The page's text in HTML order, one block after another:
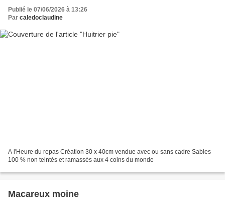
Publié le 07/06/2026 à 13:26
Par caledoclaudine
A l'Heure du repas Création 30 x 40cm vendue avec ou sans cadre Sables
100 % non teintés et ramassés aux 4 coins du monde
Macareux moine